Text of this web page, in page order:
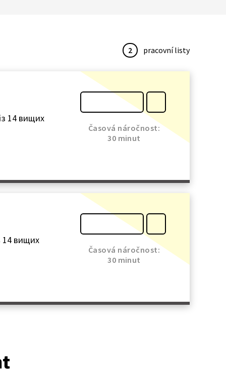
2 pracovní listy
14 вищих
Časová náročnost:
30 minut
14 вищих
Časová náročnost:
30 minut